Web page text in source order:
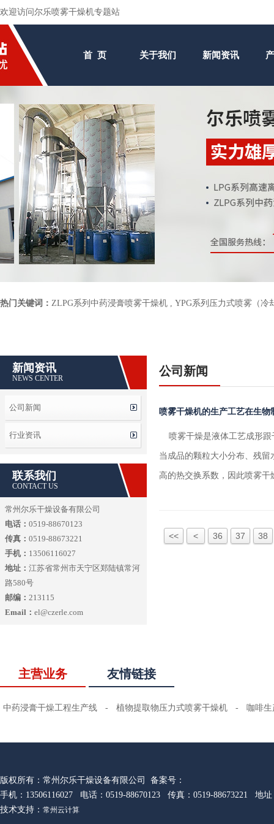
欢迎访问尔乐喷雾干燥机专题站
首 页 关于我们 新闻资讯
热门关键词： ZLPG系列中药浸膏喷雾干燥机 , YPG系列压力式喷雾（冷
新闻资讯
NEWS CENTER
公司新闻
行业资讯
联系我们
CONTACT US
常州尔乐干燥设备有限公司
电话： 0519-88670123
传真： 0519-88673221
手机： 13506116027
地址： 江苏省常州市天宁区郑陆镇常河
路580号
邮编： 213115
Email： el@czerle.com
公司新闻
喷雾干燥机的生产工艺在生物
喷雾干燥是液体工艺成形跟
当成品的颗粒大小分布、残
高的热交换系数，因此喷雾
<< < 36 37 38
主营业务 友情链接
中药浸膏干燥工程生产线 - 植物提取物压力式喷雾干燥机 - 咖啡
版权所有：常州尔乐干燥设备有限公司 备案号：
手机：13506116027 电话：0519-88670123 传真：0519-88673221 地
技术支持： 常州云计算